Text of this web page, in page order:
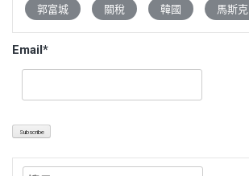
郭富城 關稅 韓國 馬斯克
Email*
搜